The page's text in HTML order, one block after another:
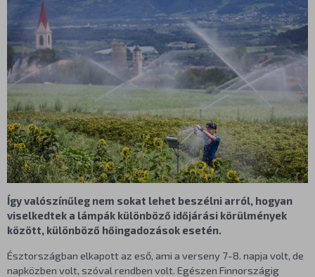
Így valószínűleg nem sokat lehet beszélni arról, hogyan
viselkedtek a lámpák különböző időjárási körülmények
között, különböző hőingadozások esetén.
Észtországban elkapott az eső, ami a verseny 7-8. napja volt, de
napközben volt, szóval rendben volt. Egészen Finnországig